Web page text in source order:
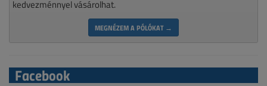
kedvezménnyel vásárolhat.
MEGNÉZEM A PÓLÓKAT →
Facebook